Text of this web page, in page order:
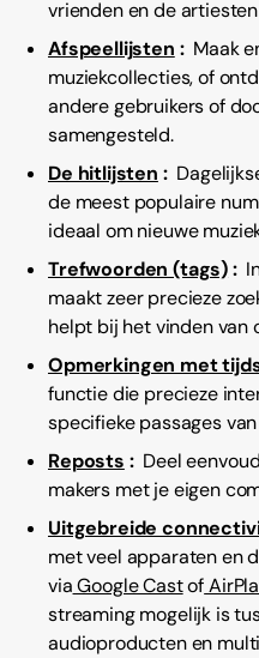
vrienden en de
Afspeellijsten : Maak
muziekcollecties, of
andere gebruikers of
samengesteld.
De hitlijsten :
de meest populaire
ideaal om nieuwe
Trefwoorden (tags):
maakt zeer precieze
helpt bij het vinden van
Opmerkingen met
functie die precieze
specifieke passages
Reposts : Deel
makers met je eigen
Uitgebreide
met veel apparaten en
viaGoogle Castof
streaming mogelijk is
audioproducten en